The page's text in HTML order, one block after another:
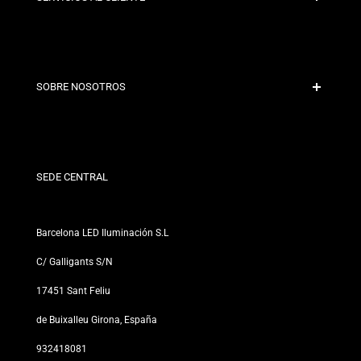
Contacto
SOBRE NOSOTROS
Nuestras Tiendas
SEDE CENTRAL
Barcelona LED Iluminación S.L
C/ Galligants S/N
17451 Sant Feliu
de Buixalleu Girona, España
932418081